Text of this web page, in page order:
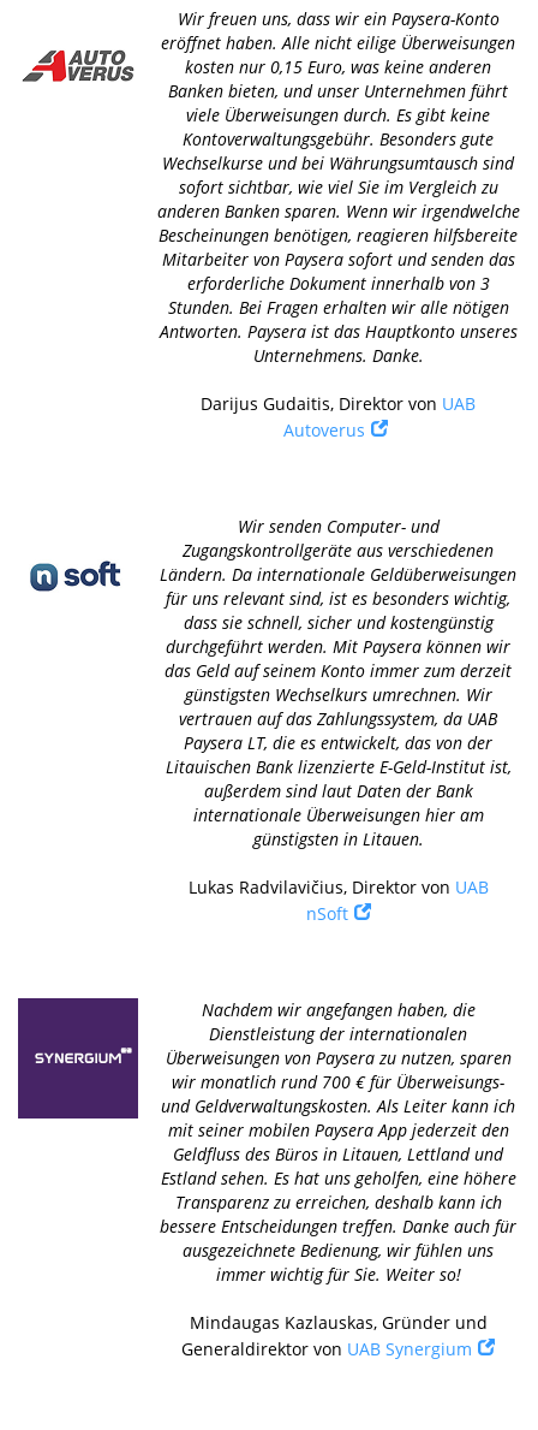
Wir freuen uns, dass wir ein Paysera-Konto
eröffnet haben. Alle nicht eilige Überweisungen
kosten nur 0,15 Euro, was keine anderen
Banken bieten, und unser Unternehmen führt
viele Überweisungen durch. Es gibt keine
Kontoverwaltungsgebühr. Besonders gute
Wechselkurse und bei Währungsumtausch sind
sofort sichtbar, wie viel Sie im Vergleich zu
anderen Banken sparen. Wenn wir irgendwelche
Bescheinungen benötigen, reagieren hilfsbereite
Mitarbeiter von Paysera sofort und senden das
erforderliche Dokument innerhalb von 3
Stunden. Bei Fragen erhalten wir alle nötigen
Antworten. Paysera ist das Hauptkonto unseres
Unternehmens. Danke.
Darijus Gudaitis, Direktor von UAB
Autoverus
Wir senden Computer- und
Zugangskontrollgeräte aus verschiedenen
Ländern. Da internationale Geldüberweisungen
für uns relevant sind, ist es besonders wichtig,
dass sie schnell, sicher und kostengünstig
durchgeführt werden. Mit Paysera können wir
das Geld auf seinem Konto immer zum derzeit
günstigsten Wechselkurs umrechnen. Wir
vertrauen auf das Zahlungssystem, da UAB
Paysera LT, die es entwickelt, das von der
Litauischen Bank lizenzierte E-Geld-Institut ist,
außerdem sind laut Daten der Bank
internationale Überweisungen hier am
günstigsten in Litauen.
Lukas Radvilavičius, Direktor von UAB
nSoft
Nachdem wir angefangen haben, die
Dienstleistung der internationalen
Überweisungen von Paysera zu nutzen, sparen
wir monatlich rund 700 € für Überweisungs-
und Geldverwaltungskosten. Als Leiter kann ich
mit seiner mobilen Paysera App jederzeit den
Geldfluss des Büros in Litauen, Lettland und
Estland sehen. Es hat uns geholfen, eine höhere
Transparenz zu erreichen, deshalb kann ich
bessere Entscheidungen treffen. Danke auch für
ausgezeichnete Bedienung, wir fühlen uns
immer wichtig für Sie. Weiter so!
Mindaugas Kazlauskas, Gründer und
Generaldirektor von UAB Synergium